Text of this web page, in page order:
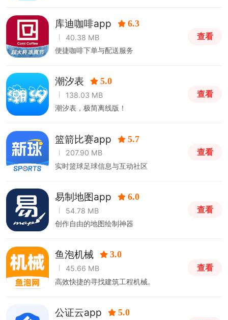
库迪咖啡app 6.3
40.38 MB
便捷咖啡下单与配送服务
查看
潮汐表 5.0
138.03 MB
潮汐表，极简离线版！
查看
篮箭比赛app 5.7
207.90 MB
实时篮球足球信息与互动社区
查看
易制地图app 6.0
54.78 MB
创作自由的地图绘制神器
查看
鱼泡机械 3.0
45.66 MB
高效快捷的寻找建筑工程机械。
查看
公证云app 5.0